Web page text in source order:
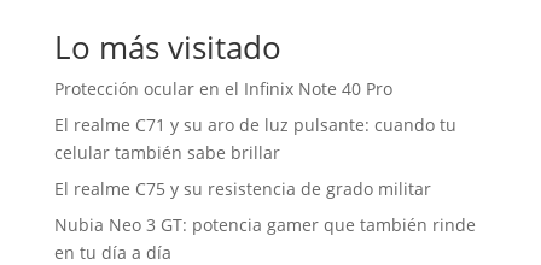
Lo más visitado
Protección ocular en el Infinix Note 40 Pro
El realme C71 y su aro de luz pulsante: cuando tu
celular también sabe brillar
El realme C75 y su resistencia de grado militar
Nubia Neo 3 GT: potencia gamer que también rinde
en tu día a día